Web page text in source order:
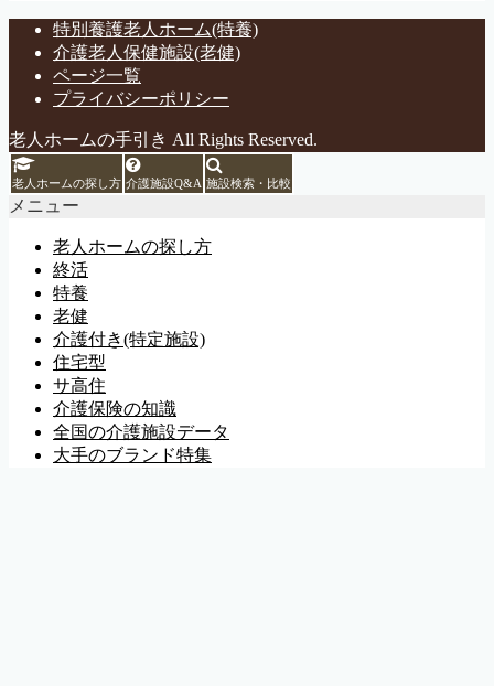
特別養護老人ホーム(特養)
介護老人保健施設(老健)
ページ一覧
プライバシーポリシー
老人ホームの手引き All Rights Reserved.
老人ホームの探し方 介護施設Q&A 施設検索・比較
メニュー
老人ホームの探し方
終活
特養
老健
介護付き(特定施設)
住宅型
サ高住
介護保険の知識
全国の介護施設データ
大手のブランド特集